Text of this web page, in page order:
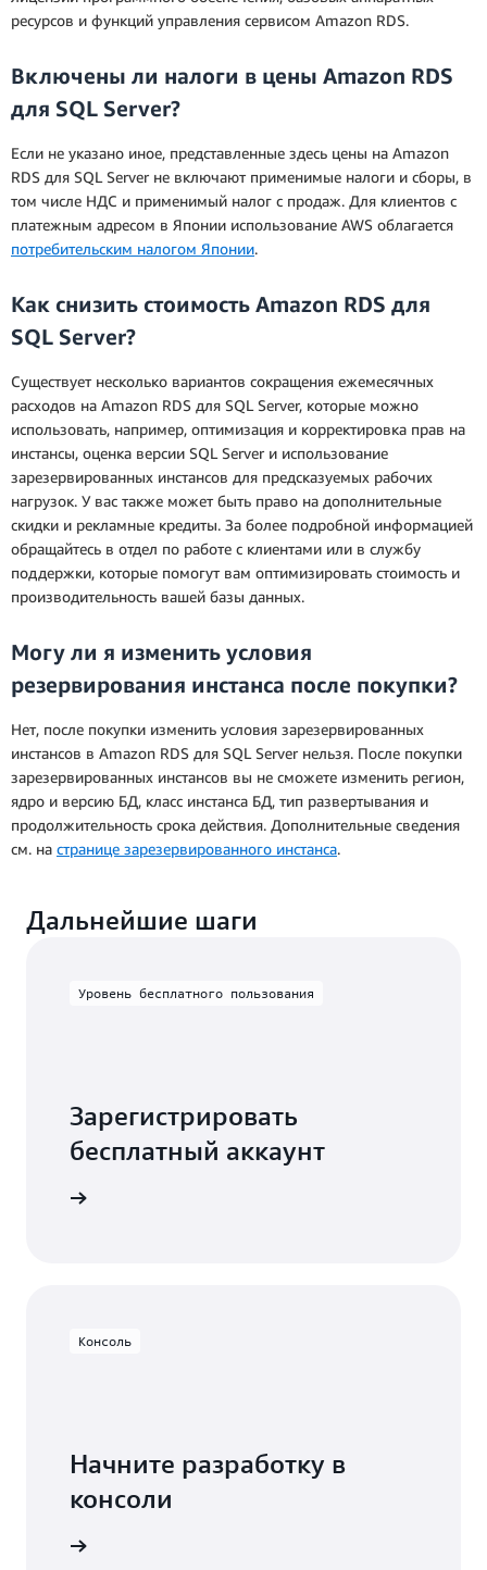
ресурсов и функций управления сервисом Amazon RDS.
Включены ли налоги в цены Amazon RDS
для SQL Server?
Если не указано иное, представленные здесь цены на Amazon
RDS для SQL Server не включают применимые налоги и сборы, в
том числе НДС и применимый налог с продаж. Для клиентов с
платежным адресом в Японии использование AWS облагается
потребительским налогом Японии.
Как снизить стоимость Amazon RDS для
SQL Server?
Существует несколько вариантов сокращения ежемесячных
расходов на Amazon RDS для SQL Server, которые можно
использовать, например, оптимизация и корректировка прав на
инстансы, оценка версии SQL Server и использование
зарезервированных инстансов для предсказуемых рабочих
нагрузок. У вас также может быть право на дополнительные
скидки и рекламные кредиты. За более подробной информацией
обращайтесь в отдел по работе с клиентами или в службу
поддержки, которые помогут вам оптимизировать стоимость и
производительность вашей базы данных.
Могу ли я изменить условия
резервирования инстанса после покупки?
Нет, после покупки изменить условия зарезервированных
инстансов в Amazon RDS для SQL Server нельзя. После покупки
зарезервированных инстансов вы не сможете изменить регион,
ядро и версию БД, класс инстанса БД, тип развертывания и
продолжительность срока действия. Дополнительные сведения
см. на странице зарезервированного инстанса.
Дальнейшие шаги
Уровень бесплатного пользования
Зарегистрировать
бесплатный аккаунт
Консоль
Начните разработку в
консоли